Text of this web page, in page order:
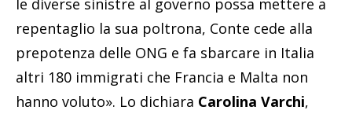
le diverse sinistre al governo possa mettere a
repentaglio la sua poltrona, Conte cede alla
prepotenza delle ONG e fa sbarcare in Italia
altri 180 immigrati che Francia e Malta non
hanno voluto». Lo dichiara Carolina Varchi,